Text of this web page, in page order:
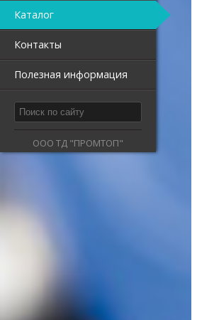
Каталог
Контакты
Полезная информация
ООО ТД "ПРОМТОП"